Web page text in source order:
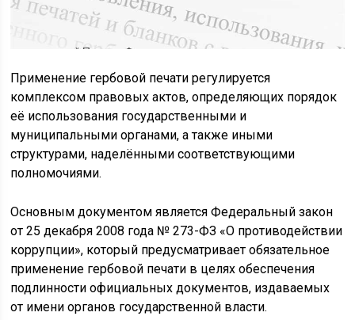
Применение гербовой печати регулируется
комплексом правовых актов, определяющих порядок
её использования государственными и
муниципальными органами, а также иными
структурами, наделёнными соответствующими
полномочиями.
Основным документом является Федеральный закон
от 25 декабря 2008 года № 273-ФЗ «О противодействии
коррупции», который предусматривает обязательное
применение гербовой печати в целях обеспечения
подлинности официальных документов, издаваемых
от имени органов государственной власти.